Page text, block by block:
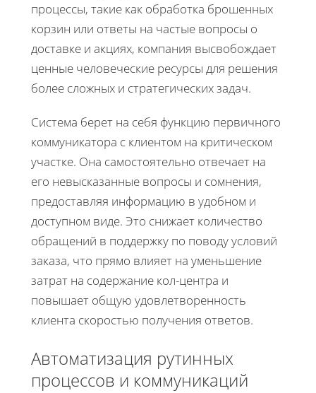
процессы, такие как обработка брошенных
корзин или ответы на частые вопросы о
доставке и акциях, компания высвобождает
ценные человеческие ресурсы для решения
более сложных и стратегических задач.
Система берет на себя функцию первичного
коммуникатора с клиентом на критическом
участке. Она самостоятельно отвечает на
его невысказанные вопросы и сомнения,
предоставляя информацию в удобном и
доступном виде. Это снижает количество
обращений в поддержку по поводу условий
заказа, что прямо влияет на уменьшение
затрат на содержание кол-центра и
повышает общую удовлетворенность
клиента скоростью получения ответов.
Автоматизация рутинных
процессов и коммуникаций